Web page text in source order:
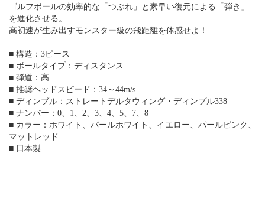
ゴルフボールの効率的な「つぶれ」と素早い復元による「弾き」
を進化させる。
高初速が生み出すモンスター級の飛距離を体感せよ！
■ 構造：3ピース
■ ボールタイプ：ディスタンス
■ 弾道：高
■ 推奨ヘッドスピード：34～44m/s
■ ディンブル：ストレートデルタウィング・ディンプル338
■ ナンバー：0、1、2、3、4、5、7、8
■ カラー：ホワイト、パールホワイト、イエロー、パールピンク、
マットレッド
■ 日本製